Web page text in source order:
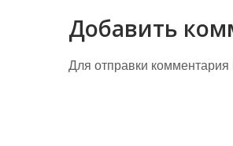
Добавить
Для отправки